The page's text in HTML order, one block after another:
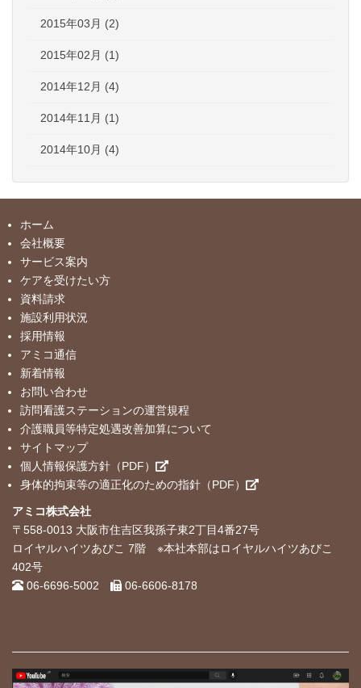
2015年03月 (2)
2015年02月 (1)
2014年12月 (4)
2014年11月 (1)
2014年10月 (4)
ホーム
会社概要
サービス案内
ケアを受けたい方
資料請求
施設利用状況
採用情報
アミコ通信
新着情報
お問い合わせ
訪問看護ステーションの運営規程
介護職員等特定処遇改善加算について
サイトマップ
個人情報保護方針（PDF）
身体的拘束等の適正化のための指針（PDF）
アミコ株式会社
〒558-0013 大阪市住吉区我孫子東2丁目4番27号
ロイヤルハイツあびこ 7階 ※本社本部はロイヤルハイツあびこ
402号
06-6696-5002
06-6606-8178